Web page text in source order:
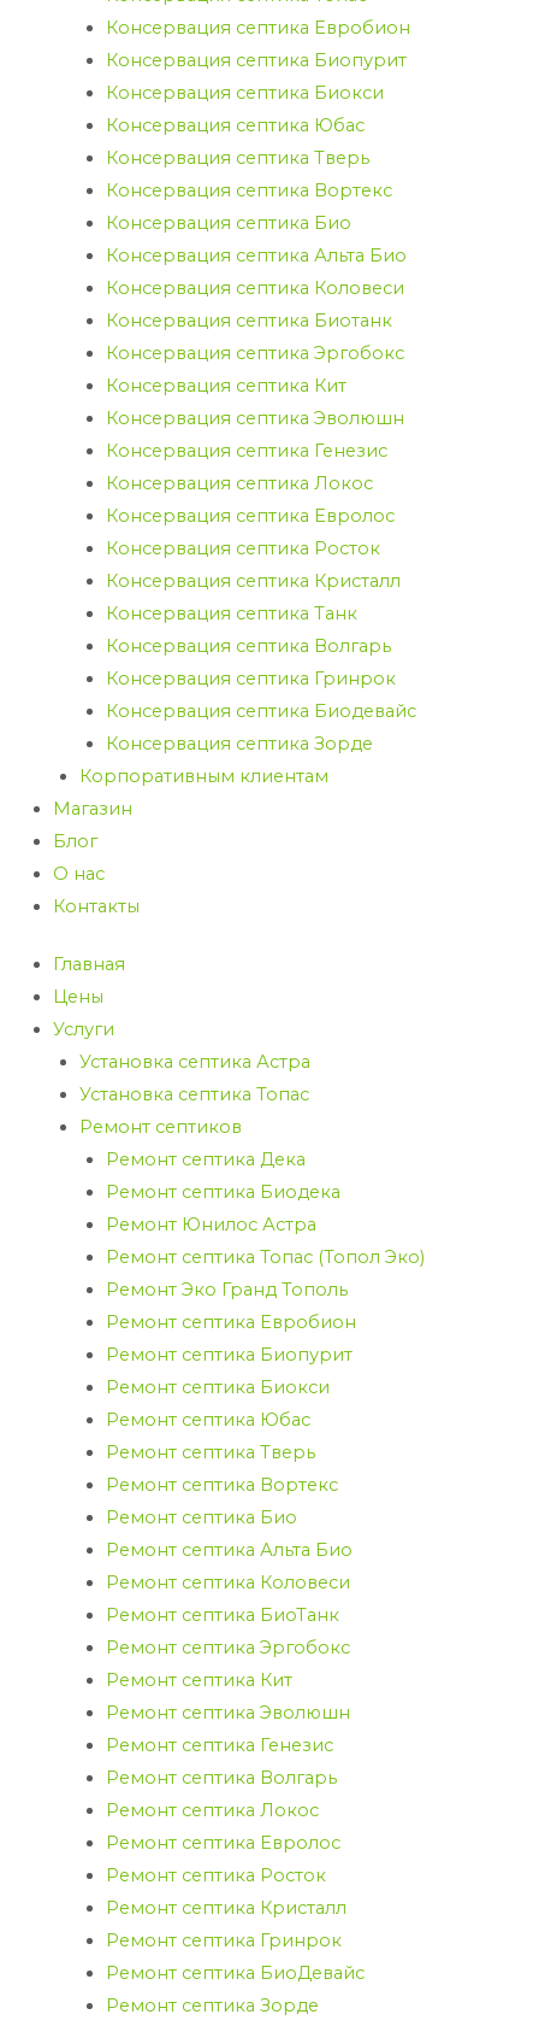
Консервация септика Евробион
Консервация септика Биопурит
Консервация септика Биокси
Консервация септика Юбас
Консервация септика Тверь
Консервация септика Вортекс
Консервация септика Био
Консервация септика Альта Био
Консервация септика Коловеси
Консервация септика Биотанк
Консервация септика Эргобокс
Консервация септика Кит
Консервация септика Эволюшн
Консервация септика Генезис
Консервация септика Локос
Консервация септика Евролос
Консервация септика Росток
Консервация септика Кристалл
Консервация септика Танк
Консервация септика Волгарь
Консервация септика Гринрок
Консервация септика Биодевайс
Консервация септика Зорде
Корпоративным клиентам
Магазин
Блог
О нас
Контакты
Главная
Цены
Услуги
Установка септика Астра
Установка септика Топас
Ремонт септиков
Ремонт септика Дека
Ремонт септика Биодека
Ремонт Юнилос Астра
Ремонт септика Топас (Топол Эко)
Ремонт Эко Гранд Тополь
Ремонт септика Евробион
Ремонт септика Биопурит
Ремонт септика Биокси
Ремонт септика Юбас
Ремонт септика Тверь
Ремонт септика Вортекс
Ремонт септика Био
Ремонт септика Альта Био
Ремонт септика Коловеси
Ремонт септика БиоТанк
Ремонт септика Эргобокс
Ремонт септика Кит
Ремонт септика Эволюшн
Ремонт септика Генезис
Ремонт септика Волгарь
Ремонт септика Локос
Ремонт септика Евролос
Ремонт септика Росток
Ремонт септика Кристалл
Ремонт септика Гринрок
Ремонт септика БиоДевайс
Ремонт септика Зорде